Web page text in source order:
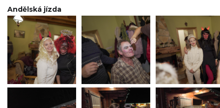
Andělská jízda